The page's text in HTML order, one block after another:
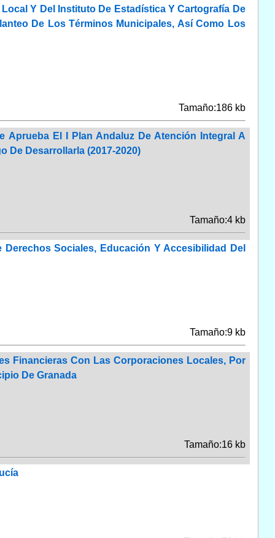
Y Del Instituto De Estadística Y Cartografía De
De Los Términos Municipales, Así Como Los
Tamaño:186 kb
Aprueba El I Plan Andaluz De Atención Integral A
De Desarrollarla (2017-2020)
Tamaño:4 kb
Sociales, Educación Y Accesibilidad Del
Tamaño:9 kb
Financieras Con Las Corporaciones Locales, Por
De Granada
Tamaño:16 kb